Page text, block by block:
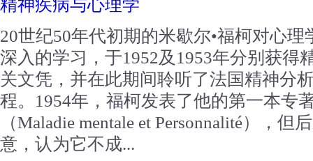
精神疾病与心理学
20世纪50年代初期的米歇尔•福柯对心
深入的学习，于1952及1953年分别获得
关文凭，并在此期间聆听了法国精神分
程。1954年，福柯发表了他的第一本专
（Maladie mentale et Personnalité），
意，认为它不成...